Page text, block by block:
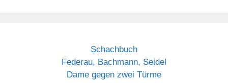
Schachbuch
Federau, Bachmann, Seidel
Dame gegen zwei Türme